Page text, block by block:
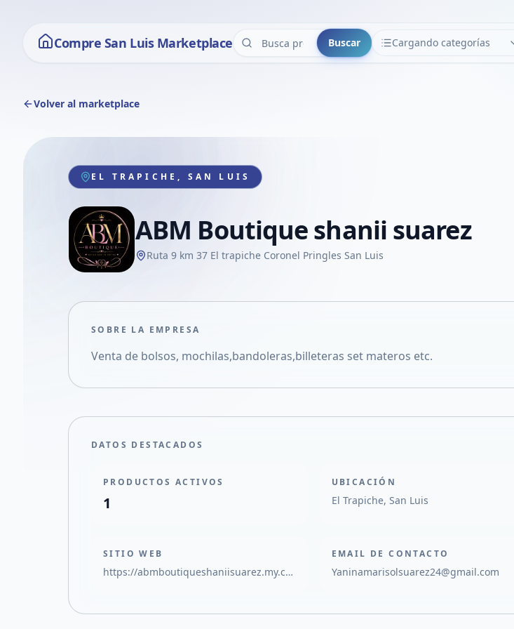
Compre San Luis Marketplace Buscar Cargando categorías
CATEGORÍAS
Volver al marketplace
EL TRAPICHE, SAN LUIS
ABM Boutique shanii suarez
Ruta 9 km 37 El trapiche Coronel Pringles San Luis
SOBRE LA EMPRESA
Venta de bolsos, mochilas,bandoleras,billeteras set materos etc.
DATOS DESTACADOS
PRODUCTOS ACTIVOS
1
UBICACIÓN
El Trapiche, San Luis
SITIO WEB
https://abmboutiqueshaniisuarez.my.canva.site
EMAIL DE CONTACTO
Yaninamarisolsuarez24@gmail.com